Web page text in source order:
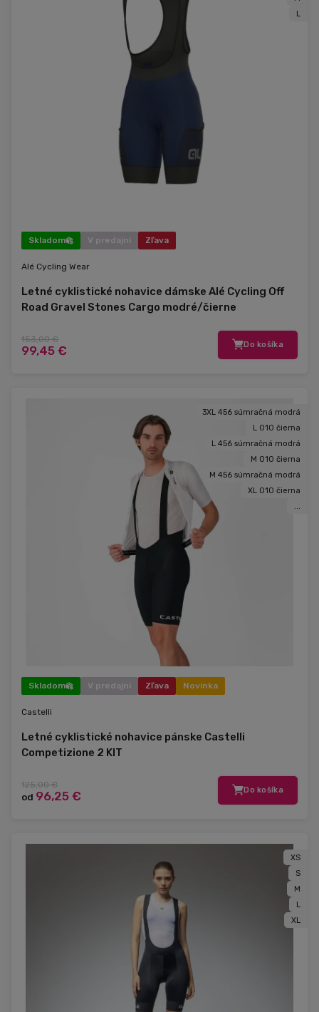
L
Skladom V predajni Zľava
Alé Cycling Wear
Letné cyklistické nohavice dámske Alé Cycling Off
Road Gravel Stones Cargo modré/čierne
153,00 €
99,45 € Do košíka
3XL 456 súmračná modrá
L 010 čierna
L 456 súmračná modrá
M 010 čierna
M 456 súmračná modrá
XL 010 čierna
...
Skladom V predajni Zľava Novinka
Castelli
Letné cyklistické nohavice pánske Castelli
Competizione 2 KIT
125,00 €
od 96,25 € Do košíka
XS
S
M
L
XL